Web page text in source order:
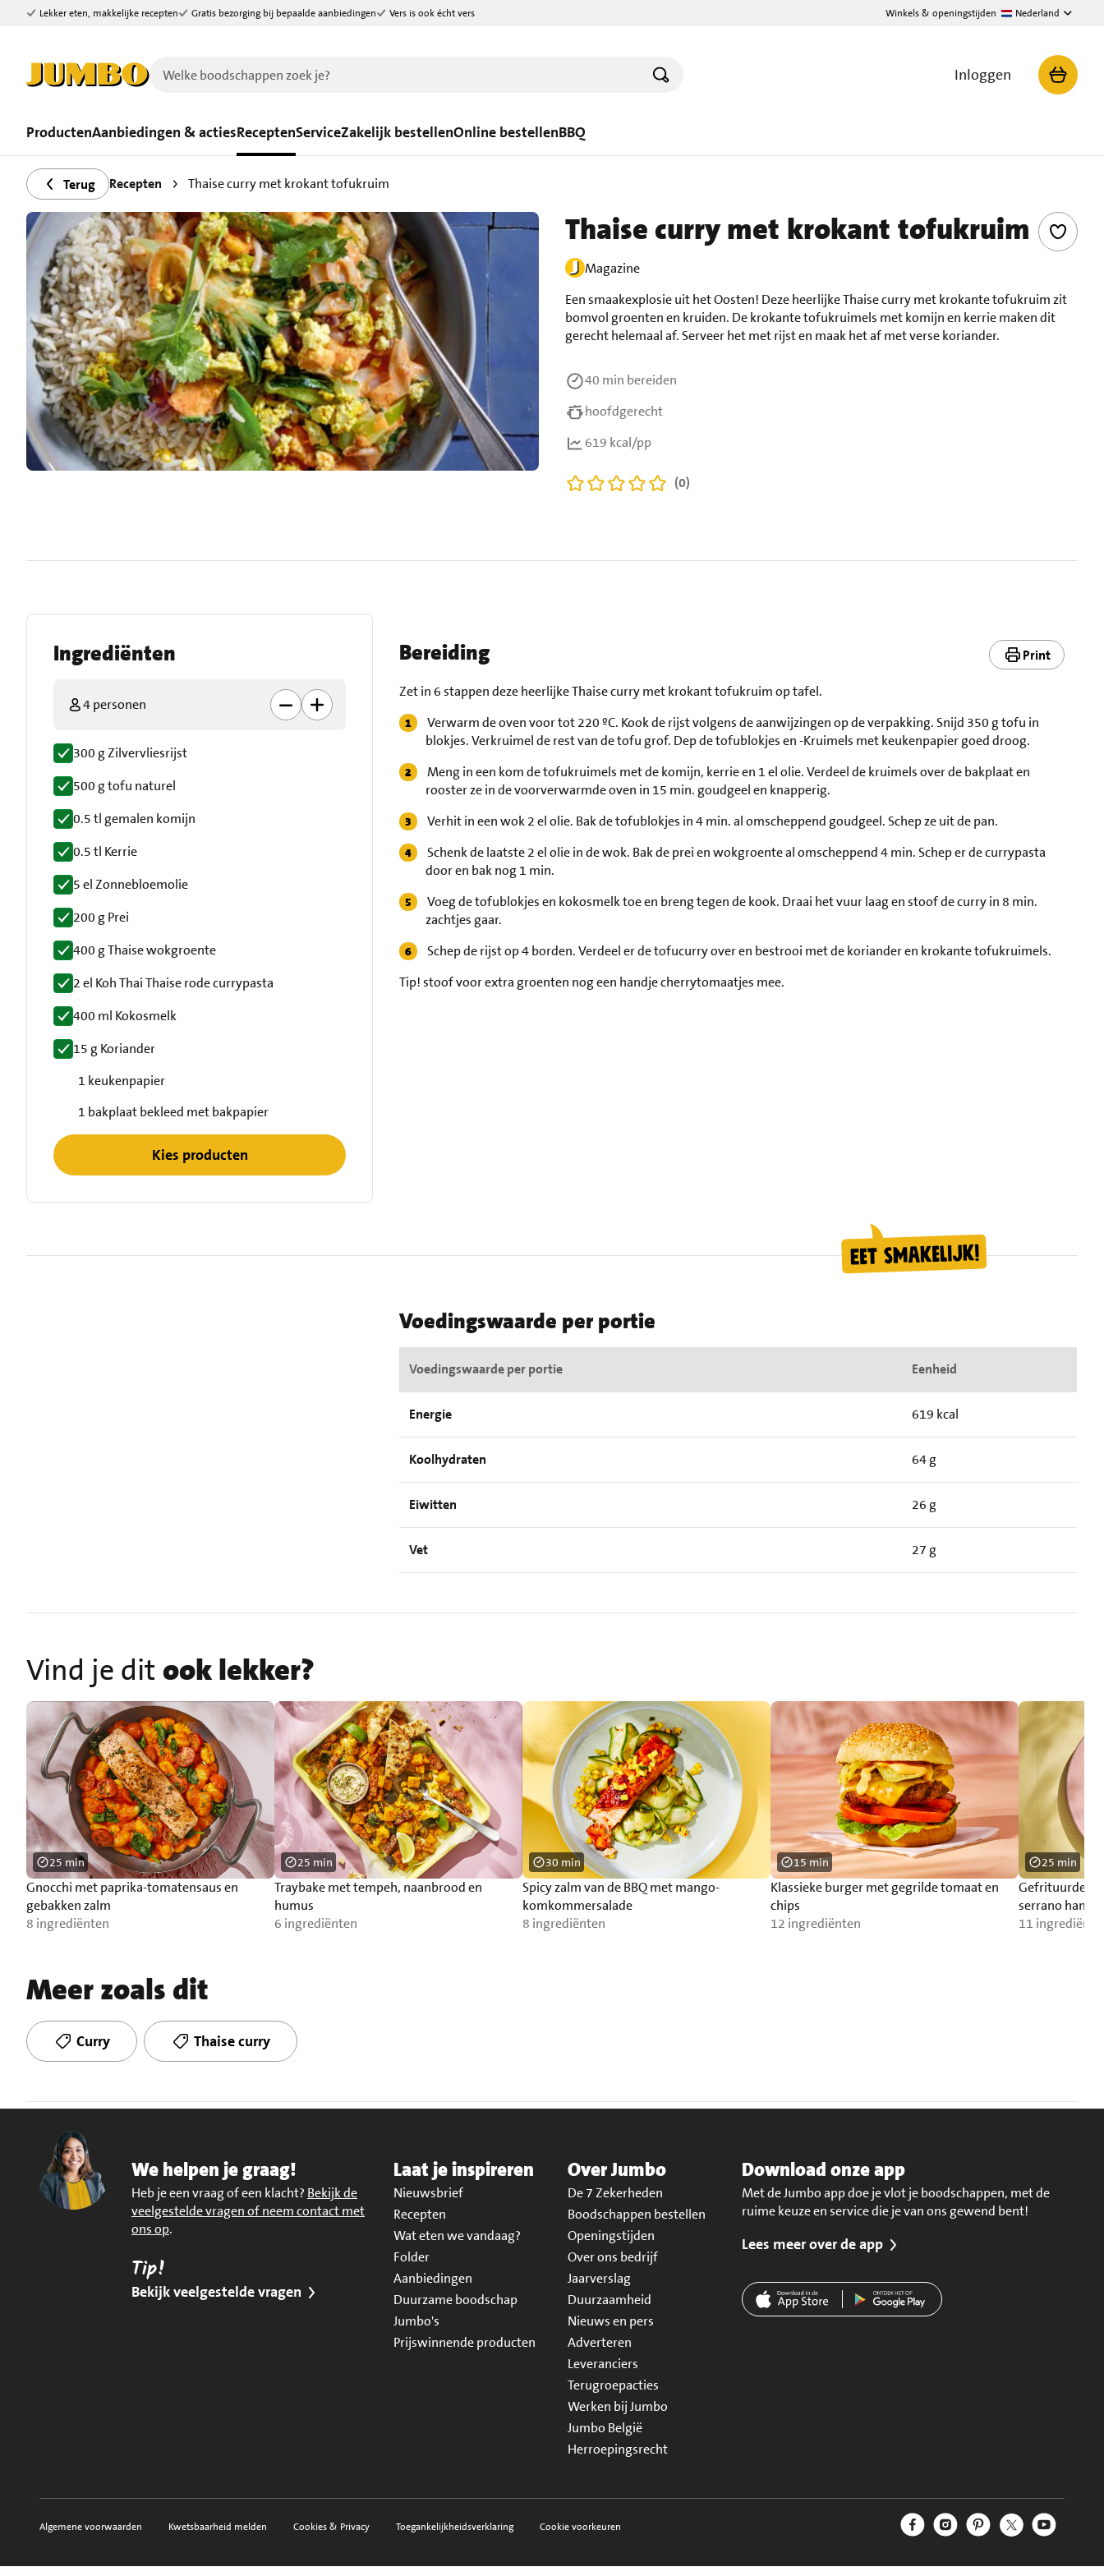
Ga naar zoeken
Ga naar hoofdinhoud
Lekker eten, makkelijke recepten Gratis bezorging bij bepaalde aanbiedingen Vers is ook écht vers Winkels & openingstijden Nederland
Inloggen
ProductenAanbiedingen & actiesReceptenServiceZakelijk bestellenOnline bestellenBBQ
Terug Recepten Thaise curry met krokant tofukruim
Thaise curry met krokant tofukruim
Magazine
Een smaakexplosie uit het Oosten! Deze heerlijke Thaise curry met krokante tofukruim zit
bomvol groenten en kruiden. De krokante tofukruimels met komijn en kerrie maken dit
gerecht helemaal af. Serveer het met rijst en maak het af met verse koriander.
40 min bereiden
hoofdgerecht
619 kcal/pp
(0)
Ingrediënten
4 personen
300 g Zilvervliesrijst
500 g tofu naturel
0.5 tl gemalen komijn
0.5 tl Kerrie
5 el Zonnebloemolie
200 g Prei
400 g Thaise wokgroente
2 el Koh Thai Thaise rode currypasta
400 ml Kokosmelk
15 g Koriander
1 keukenpapier
1 bakplaat bekleed met bakpapier
Kies producten
Bereiding Print
Zet in 6 stappen deze heerlijke Thaise curry met krokant tofukruim op tafel.
Verwarm de oven voor tot 220 ºC. Kook de rijst volgens de aanwijzingen op de verpakking. Snijd 350 g tofu in
blokjes. Verkruimel de rest van de tofu grof. Dep de tofublokjes en -Kruimels met keukenpapier goed droog.
Meng in een kom de tofukruimels met de komijn, kerrie en 1 el olie. Verdeel de kruimels over de bakplaat en
rooster ze in de voorverwarmde oven in 15 min. goudgeel en knapperig.
Verhit in een wok 2 el olie. Bak de tofublokjes in 4 min. al omscheppend goudgeel. Schep ze uit de pan.
Schenk de laatste 2 el olie in de wok. Bak de prei en wokgroente al omscheppend 4 min. Schep er de currypasta
door en bak nog 1 min.
Voeg de tofublokjes en kokosmelk toe en breng tegen de kook. Draai het vuur laag en stoof de curry in 8 min.
zachtjes gaar.
Schep de rijst op 4 borden. Verdeel er de tofucurry over en bestrooi met de koriander en krokante tofukruimels.
Tip! stoof voor extra groenten nog een handje cherrytomaatjes mee.
Voedingswaarde per portie
Voedingswaarde per portie Eenheid
Energie 619 kcal
Koolhydraten 64 g
Eiwitten 26 g
Vet 27 g
Vind je ditook lekker?
Gnocchi met paprika-tomatensaus en
gebakken zalm
8 ingrediënten
25 min
Traybake met tempeh, naanbrood en
humus
6 ingrediënten
25 min
Spicy zalm van de BBQ met mango-
komkommersalade
8 ingrediënten
30 min
Klassieke burger met gegrilde tomaat en
chips
12 ingrediënten
15 min
Gefrituurde
serrano ham
11
25 min
Meer zoals dit
Curry Thaise curry
We helpen je graag!
Heb je een vraag of een klacht? Bekijk de
veelgestelde vragen of neem contact met
ons op.
Tip!
Bekijk veelgestelde vragen
Laat je inspireren
Nieuwsbrief
Recepten
Wat eten we vandaag?
Folder
Aanbiedingen
Duurzame boodschap
Jumbo's
Prijswinnende producten
Over Jumbo
De 7 Zekerheden
Boodschappen bestellen
Openingstijden
Over ons bedrijf
Jaarverslag
Duurzaamheid
Nieuws en pers
Adverteren
Leveranciers
Terugroepacties
Werken bij Jumbo
Jumbo België
Herroepingsrecht
Download onze app
Met de Jumbo app doe je vlot je boodschappen, met de
ruime keuze en service die je van ons gewend bent!
Lees meer over de app
Voorwaarden, privacy en sitemap
Algemene voorwaarden Kwetsbaarheid melden Cookies & Privacy Toegankelijkheidsverklaring Cookie voorkeuren Volg ons
Jumbo Facebook
Jumbo Instagram
Jumbo Pinterest
Jumbo Twitter
Jumbo